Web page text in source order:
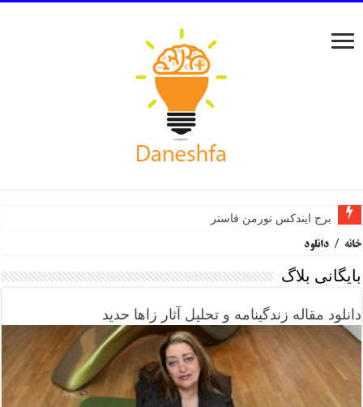
برج ایندکس نورمن فاستر
خانه / دانلود
بایگانی بلاگ
دانلود مقاله زندگینامه و تحلیل آثار زاها حدید